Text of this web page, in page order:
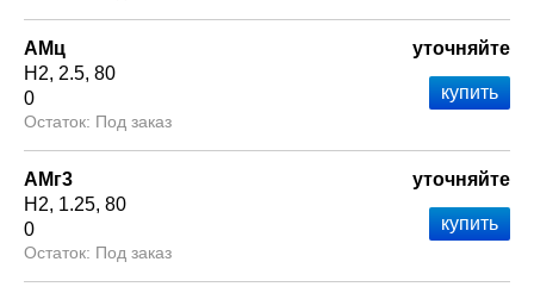
АМц
Н2 2.5 80
0
Под заказ
уточняйте
АМг3
Н2 1.25 80
0
Под заказ
уточняйте